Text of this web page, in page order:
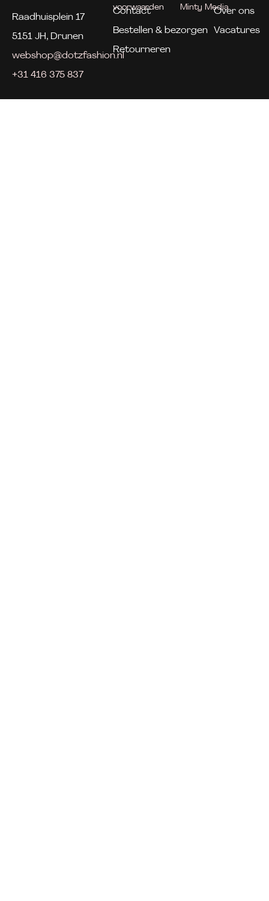
Raadhuisplein 17
5151 JH, Drunen
webshop@dotzfashion.nl
+31 416 375 837
Contact
Bestellen & bezorgen
Retourneren
Over ons
Vacatures
voorwaarden
Minty Media